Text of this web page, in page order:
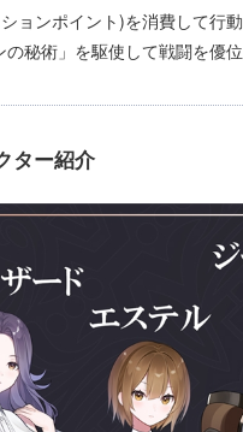
ョンポイント)を消費して行
の秘術」を駆使して戦闘を優
ター紹介